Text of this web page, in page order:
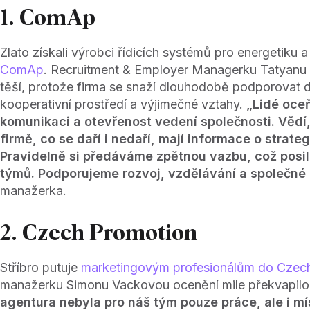
1. ComAp
Zlato získali výrobci řídicích systémů pro energetiku
ComAp. Recruitment & Employer Managerku
těší, protože firma se snaží dlouhodobě podporovat
kooperativní prostředí a výjimečné vztahy.
„Lidé
komunikaci a otevřenost vedení společnosti.
firmě, co se daří i nedaří, mají informace o
Pravidelně si předáváme zpětnou vazbu, což
týmů. Podporujeme rozvoj, vzdělávání a
manažerka.
2. Czech Promotion
Stříbro putuje marketingovým profesionálům do
manažerku Simonu Vackovou ocenění mile
agentura nebyla pro náš tým pouze práce, ale i